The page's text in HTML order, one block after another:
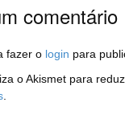
comentário
fazer o login para
o Akismet para
.